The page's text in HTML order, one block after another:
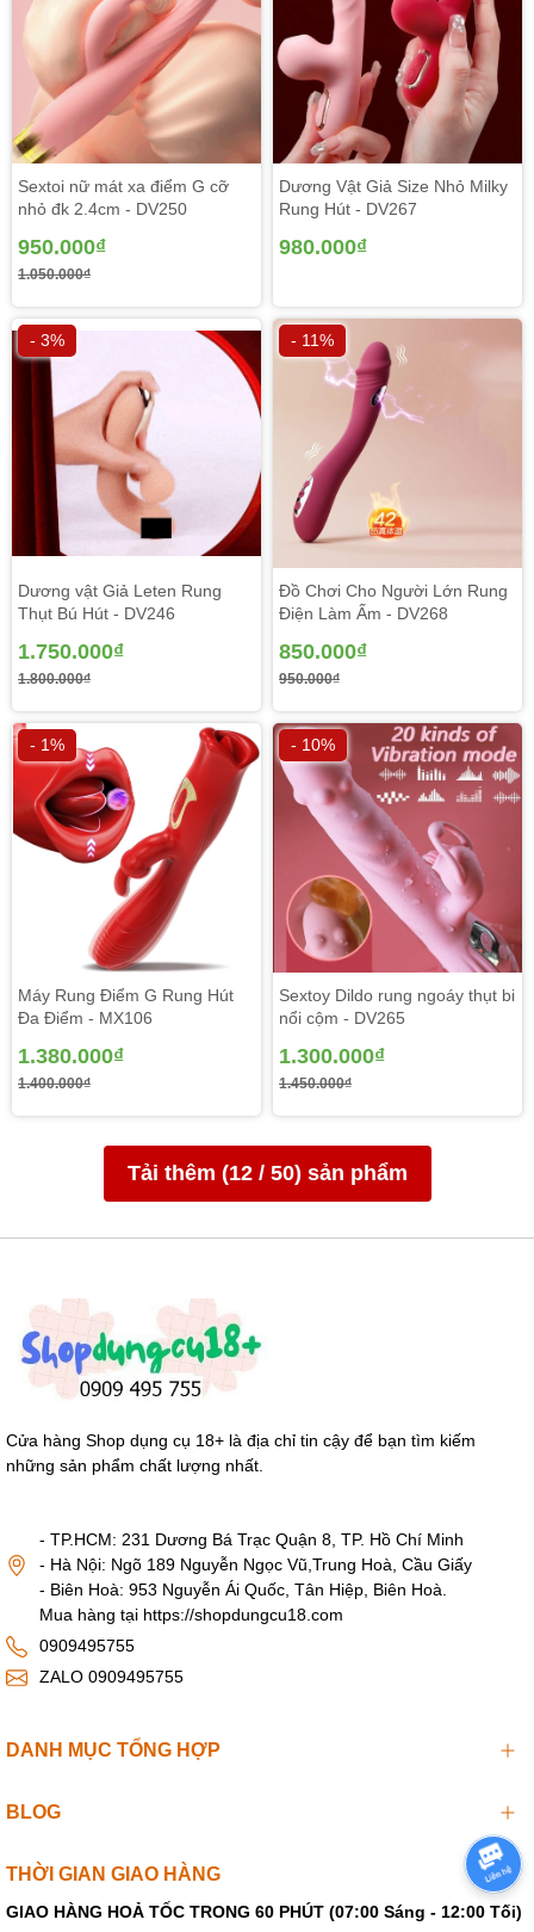
cũ dễ dàng, bền mặt mịn màng, mềm mại ko gây đau rát
hay bất cứ tổn thương nào cho các bạn. Chất cấu tạo an
toàn thân thiện với cơ thể dùng trong y khoa tạo được cảm
giác chân thật, gần gũi cho người dùng song song chống
thấm tuyệt đối thuận tiện trong
việc rửa và dùng ở những chỗ ẩm ướt.
giờ liền nên bạn không lo bị đứt quãng giữa chừng.
Hướng dẫn dùng Đồ chơi kích dục nữ vip xài tốt Svakom
Angel
giữa chừng làm cho ảnh hưởng đến cuộc vui. 1 lần sạc có
thể dùng đến 6 7 lần mới sạc lại.
Dùng gel bôi trơn thoa lên sản phẩm sau đó đưa từ từ vào
dàng.
Sextoi nữ mát xa điểm G cỡ
nhỏ đk 2.4cm - DV250
950.000₫
1.050.000₫
Dương Vật Giả Size Nhỏ Milky
Rung Hút - DV267
980.000₫
- 3%
Dương vật Giả Leten Rung
Thụt Bú Hút - DV246
1.750.000₫
1.800.000₫
- 11%
Đồ Chơi Cho Người Lớn Rung
Điện Làm Ấm - DV268
850.000₫
950.000₫
- 1%
Máy Rung Điểm G Rung Hút
Đa Điểm - MX106
1.380.000₫
1.400.000₫
- 10%
Sextoy Dildo rung ngoáy thụt bi
nổi cộm - DV265
1.300.000₫
1.450.000₫
Tải thêm (12/ 50) sản phẩm
Cửa hàng Shop dụng cụ 18+ là địa chỉ tin cậy để bạn tìm kiếm
những sản phẩm chất lượng nhất.
- TP.HCM: 231 Dương Bá Trạc Quận 8, TP. Hồ Chí Minh
- Hà Nội: Ngõ 189 Nguyễn Ngọc Vũ,Trung Hoà, Cầu Giấy
- Biên Hoà: 953 Nguyễn Ái Quốc, Tân Hiệp, Biên Hoà.
Mua hàng tại https://shopdungcu18.com
0909495755
ZALO 0909495755
DANH MỤC TỔNG HỢP
BLOG
THỜI GIAN GIAO HÀNG
GIAO HÀNG HOẢ TỐC TRONG 60 PHÚT (07:00 Sáng - 12:00 Tối)